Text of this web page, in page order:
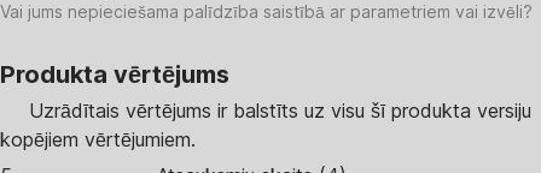
Vai jums nepieciešama palīdzība saistībā ar parametriem vai izvēli?
Produkta vērtējums
Uzrādītais vērtējums ir balstīts uz visu šī produkta versiju
kopējiem vērtējumiem.